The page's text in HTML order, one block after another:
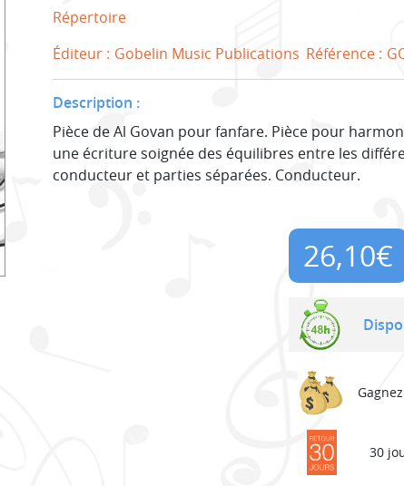
Répertoire
Éditeur : Gobelin Music Publications Référence :
Description :
Pièce de Al Govan pour fanfare. Pièce pour
une écriture soignée des équilibres entre les
conducteur et parties séparées. Conducteur.
26,10€
30